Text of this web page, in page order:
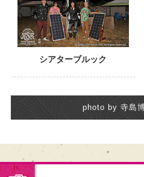
シアターブルック
photo by 寺島